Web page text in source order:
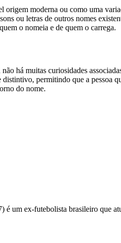
moderna ou como uma
ou letras de outros nomes
o nomeia e de quem o carrega.
há muitas curiosidades
permitindo que a pessoa
do nome.
um ex-futebolista brasileiro que